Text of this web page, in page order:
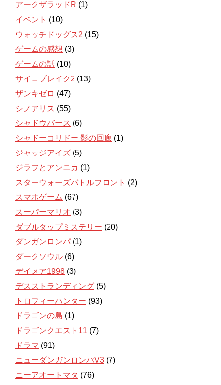
アークザラッドR (1)
イベント (10)
ウォッチドッグス2 (15)
ゲームの感想 (3)
ゲームの話 (10)
サイコブレイク2 (13)
ザンキゼロ (47)
シノアリス (55)
シャドウバース (6)
シャドーコリドー 影の回廊 (1)
ジャッジアイズ (5)
ジラフとアンニカ (1)
スターウォーズバトルフロント (2)
スマホゲーム (67)
スーパーマリオ (3)
ダブルタップミステリー (20)
ダンガンロンパ (1)
ダークソウル (6)
デイメア1998 (3)
デスストランディング (5)
トロフィーハンター (93)
ドラゴンの島 (1)
ドラゴンクエスト11 (7)
ドラマ (91)
ニューダンガンロンパV3 (7)
ニーアオートマタ (76)